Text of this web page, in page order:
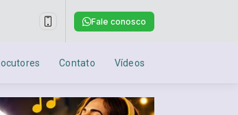
Fale conosco
Locutores Contato Vídeos